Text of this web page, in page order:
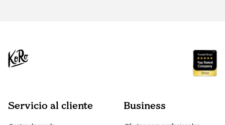
Servicio al cliente Business